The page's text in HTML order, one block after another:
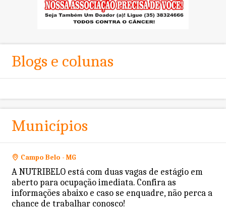
Blogs e colunas
Municípios
Campo Belo - MG
A NUTRIBELO está com duas vagas de estágio em
aberto para ocupação imediata. Confira as
informações abaixo e caso se enquadre, não perca a
chance de trabalhar conosco!